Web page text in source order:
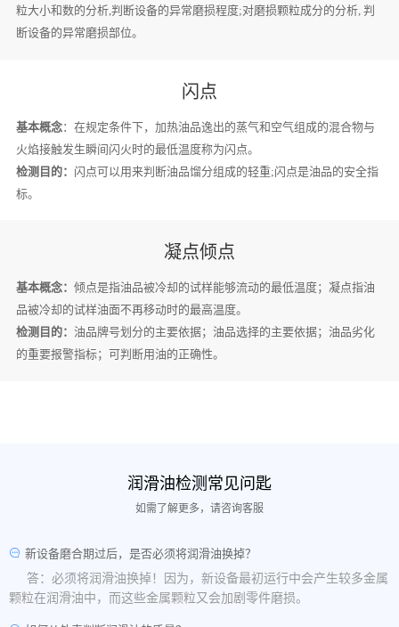
粒大小和数的分析,判断设备的异常磨损程度;对磨损颗粒成分的分析, 判
断设备的异常磨损部位。
闪点
基本概念：在规定条件下，加热油品逸出的蒸气和空气组成的混合物与
火焰接触发生瞬间闪火时的最低温度称为闪点。
检测目的： 闪点可以用来判断油品馏分组成的轻重;闪点是油品的安全指
标。
凝点倾点
基本概念： 倾点是指油品被冷却的试样能够流动的最低温度；凝点指油
品被冷却的试样油面不再移动时的最高温度。
检测目的： 油品牌号划分的主要依据；油品选择的主要依据；油品劣化
的重要报警指标；可判断用油的正确性。
润滑油检测常见问匙
如需了解更多，请咨询客服
新设备磨合期过后，是否必须将润滑油换掉？
答：必须将润滑油换掉！因为，新设备最初运行中会产生较多金属
颗粒在润滑油中，而这些金属颗粒又会加剧零件磨损。